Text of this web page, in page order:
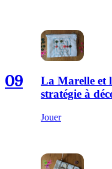
09
La Marelle et
stratégie à
Jouer